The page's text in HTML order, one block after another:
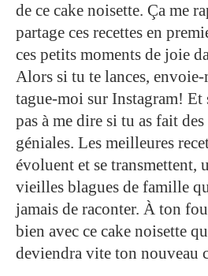
de ce cake noisette. Ça me
partage ces recettes en
ces petits moments de joie
Alors si tu te lances,
tague-moi sur Instagram! Et
pas à me dire si tu as fait
géniales. Les meilleures
évoluent et se transmettent,
vieilles blagues de famille
jamais de raconter. À ton
bien avec ce cake noisette
deviendra vite ton nouveau